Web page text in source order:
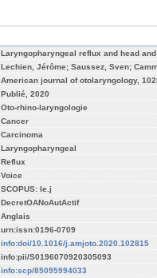
Laryngopharyngeal reflux and head
Lechien, Jérôme; Saussez, Sven;
American journal of otolaryngology,
Publié, 2020
Oto-rhino-laryngologie
Cancer
Carcinoma
Laryngopharyngeal
Reflux
Voice
SCOPUS: le.j
DecretOANoAutActif
Anglais
urn:issn:0196-0709
info:doi/10.1016/j.amjoto.2020.102815
info:pii/S0196070920305093
info:scp/85095994033